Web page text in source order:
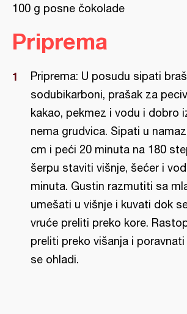
100 g posne čokolade
Priprema
Priprema: U posudu sipati
sodubikarboni, prašak za
kakao, pekmez i vodu i dobro
nema grudvica. Sipati u
cm i peći 20 minuta na 180
šerpu staviti višnje, šećer i
minuta. Gustin razmutiti sa
umešati u višnje i kuvati dok
vruće preliti preko kore.
preliti preko višanja i
se ohladi.